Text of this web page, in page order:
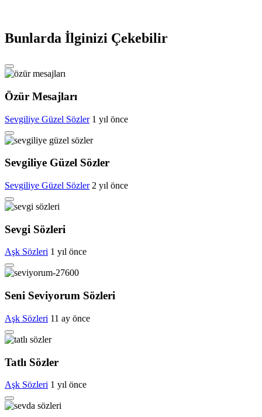
Bunlarda İlginizi Çekebilir
Özür Mesajları
Sevgiliye Güzel Sözler 1 yıl önce
Sevgiliye Güzel Sözler
Sevgiliye Güzel Sözler 2 yıl önce
Sevgi Sözleri
Aşk Sözleri 1 yıl önce
Seni Seviyorum Sözleri
Aşk Sözleri 11 ay önce
Tatlı Sözler
Aşk Sözleri 1 yıl önce